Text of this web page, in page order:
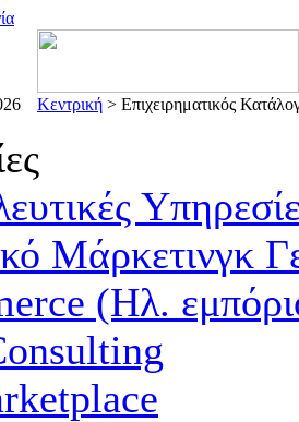
Κεντρική > Επιχειρηματικός
Μάρκετινγκ
(Ηλ.